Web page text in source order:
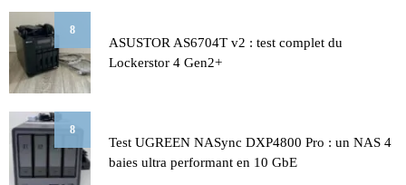
8
ASUSTOR AS6704T v2 : test complet du
Lockerstor 4 Gen2+
8
Test UGREEN NASync DXP4800 Pro : un NAS 4
baies ultra performant en 10 GbE